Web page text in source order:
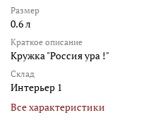
Размер
0.6 л
Краткое описание
Кружка "Россия ура !"
Склад
Интерьер 1
Все характеристики